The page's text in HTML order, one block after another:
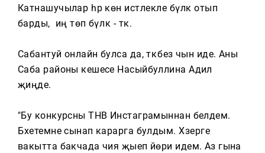
Катнашучылар һәр көн истәлекле бүләк отып
барды, ә иң төп бүләк - тәкә.
Сабантуй онлайн булса да, тәкәбез чын иде. Аны
Саба районы кешесе Насыйбуллина Адилә
җиңде.
"Бу конкурсны ТНВ Инстаграмыннан белдем.
Бәхетемне сынап карарга булдым. Хәзерге
вакытта бакчада чия җыеп йөри идем. Аз гына